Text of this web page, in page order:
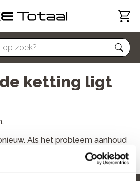
ketting ligt
Als het probleem aanhoud
ons op.